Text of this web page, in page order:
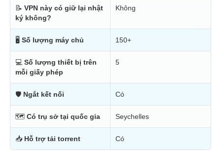
📝 VPN này có giữ lại nhật
ký không?
Không
🖥 Số lượng máy chủ 150+
💻 Số lượng thiết bị trên
mỗi giấy phép
5
🛡 Ngắt kết nối Có
🗺 Có trụ sở tại quốc gia Seychelles
📥 Hỗ trợ tải torrent Có